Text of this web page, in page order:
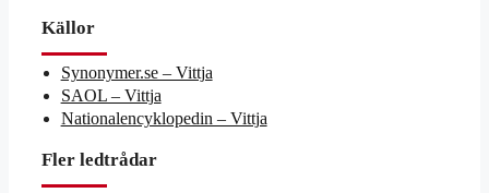
Källor
Synonymer.se – Vittja
SAOL – Vittja
Nationalencyklopedin – Vittja
Fler ledtrådar